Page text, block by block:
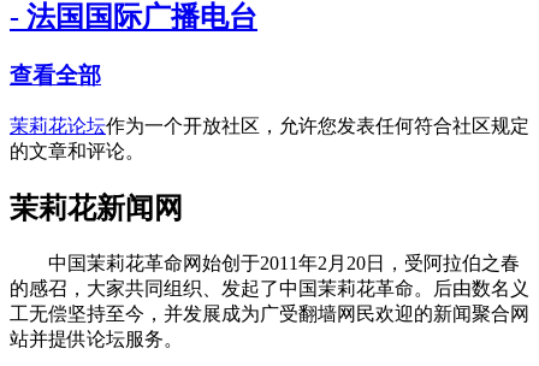
- 法国国际广播电台
查看全部
茉莉花论坛作为一个开放社区，允许您发表任何符合社区规定
的文章和评论。
茉莉花新闻网
中国茉莉花革命网始创于2011年2月20日，受阿拉伯之春
的感召，大家共同组织、发起了中国茉莉花革命。后由数名义
工无偿坚持至今，并发展成为广受翻墙网民欢迎的新闻聚合网
站并提供论坛服务。